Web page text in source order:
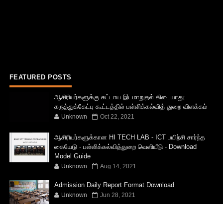
FEATURED POSTS
ஆசிரியர்களுக்கு கட்டாய இடமாறுதல் கிடையாது:
கருத்துக்கேட்பு கூட்டத்தில் பள்ளிக்கல்வித் துறை விளக்கம்
Unknown Oct 22, 2021
ஆசிரியர்களுக்கான HI TECH LAB - ICT பயிற்சி சார்ந்த
கையேடு - பள்ளிக்கல்வித்துறை வெளியீடு - Download
Model Guide
Unknown Aug 14, 2021
Admission Daily Report Format Download
Unknown Jun 28, 2021